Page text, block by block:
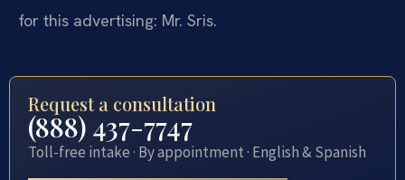
for this advertising: Mr. Sris.
Request a consultation
(888) 437-7747
Toll-free intake · By appointment · English & Spanish